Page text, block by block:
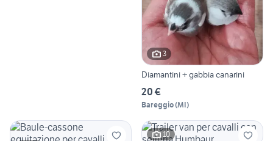
3
Diamantini + gabbia canarini
20 €
Bareggio(MI)
10